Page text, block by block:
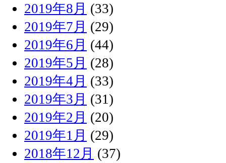
2019年8月 (33)
2019年7月 (29)
2019年6月 (44)
2019年5月 (28)
2019年4月 (33)
2019年3月 (31)
2019年2月 (20)
2019年1月 (29)
2018年12月 (37)